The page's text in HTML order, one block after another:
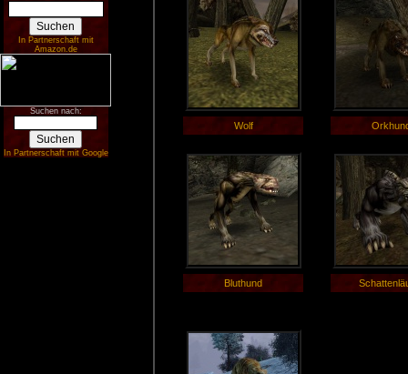
In Partnerschaft mit
Amazon.de
Suchen nach:
In Partnerschaft mit Google
Wolf
Bluthund